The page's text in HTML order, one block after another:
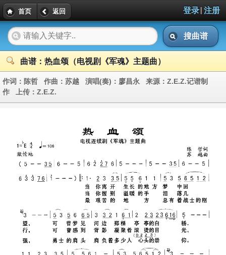
首页 返回 登录| 注册
搜曲谱
曲谱：热血颂（电视剧《军魂》主题曲）
作词： 陈哲 作曲： 苏越 演唱(奏)： 廖昌永 来源： Z.E.Z.记谱制
作 上传： Z.E.Z.